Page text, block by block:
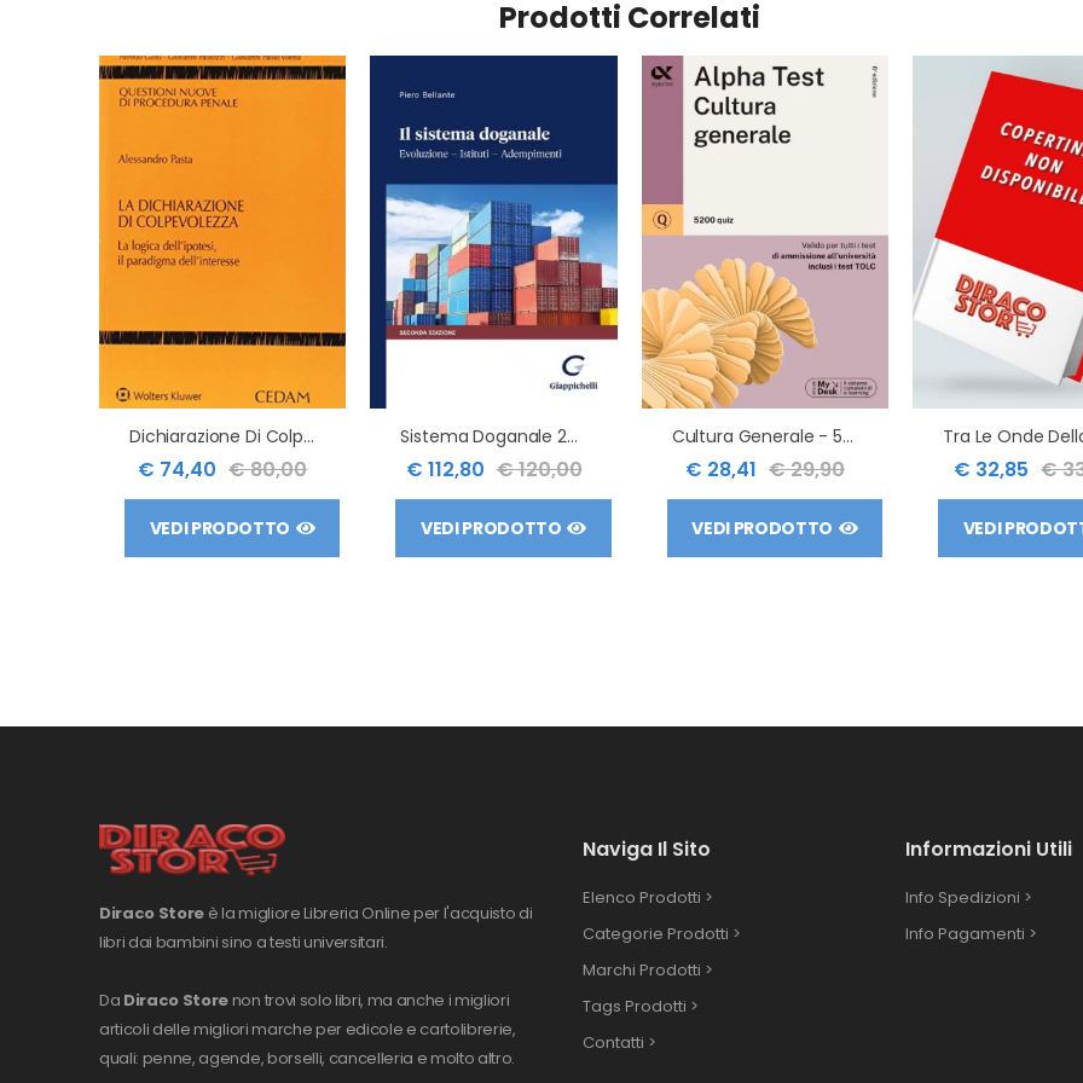
Prodotti Correlati
Dichiarazione Di Colpevolezza
€ 74,40 € 80,00
VEDI PRODOTTO
Sistema Doganale 2ed.
€ 112,80 € 120,00
VEDI PRODOTTO
Cultura Generale - 5200 Quiz
€ 28,41 € 29,90
VEDI PRODOTTO
€ 32,85 €
VEDI
Diraco Store è la migliore Libreria Online per l'acquisto di
libri dai bambini sino a testi universitari.
Da Diraco Store non trovi solo libri, ma anche i migliori
articoli delle migliori marche per edicole e cartolibrerie,
quali: penne, agende, borselli, cancelleria e molto altro.
Naviga Il Sito
Elenco Prodotti >
Categorie Prodotti >
Marchi Prodotti >
Tags Prodotti >
Contatti >
Informazioni Utili
Info Spedizioni >
Info Pagamenti >